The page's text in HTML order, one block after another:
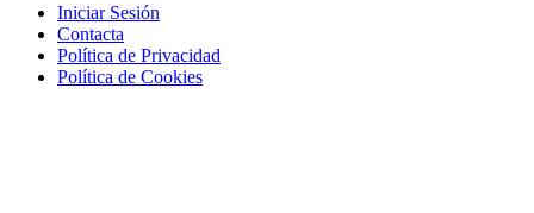
Iniciar Sesión
Contacta
Política de Privacidad
Política de Cookies